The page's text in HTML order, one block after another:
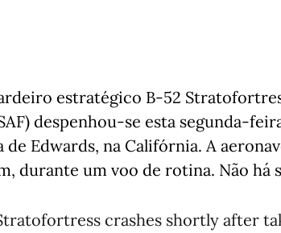
estratégico B-52
despenhou-se esta segunda-
de Edwards, na Califórnia. A
durante um voo de rotina. Não há
crashes shortly after